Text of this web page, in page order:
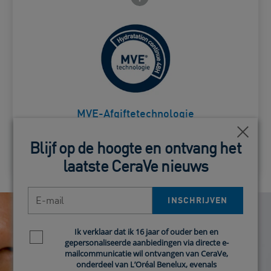
MVE-Afgiftetechnologie
Zorgt voor een geleidelijke
afgifte van actieve
ingrediënten, voor
langdurige hydratatie.
Close
Blijf op de hoogte en ontvang het
laatste CeraVe nieuws
INSCHRIJVEN
Newsletter policyIk verklaar dat ik 16 jaar of ouder ben en
gepersonaliseerde aanbiedingen via directe e-
mailcommunicatie wil ontvangen van CeraVe,
onderdeel van L’Oréal Benelux, evenals
Close
Blijf op de hoogte en ontvang het
laatste CeraVe nieuws
INSCHRIJVEN
Newsletter policyIk verklaar dat ik 16 jaar of ouder ben en
gepersonaliseerde aanbiedingen via directe e-
mailcommunicatie wil ontvangen van CeraVe,
onderdeel van L’Oréal Benelux, evenals